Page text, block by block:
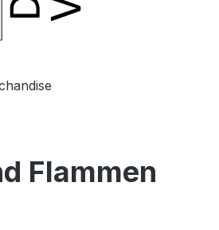
Flammen